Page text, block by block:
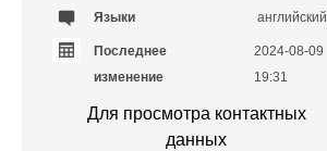
Языки английский
Последнее
изменение
2024-08-09
19:31
Для просмотра контактных
данных